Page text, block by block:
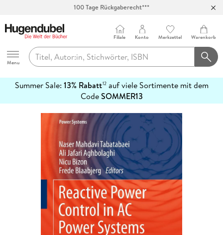
100 Tage Rückgaberecht***
Hugendubel
Menu
Filiale Konto Merkzettel Warenkorb
Summer Sale: 13% Rabatt12auf viele Sortimente mit dem
CodeSOMMER13
erfahren